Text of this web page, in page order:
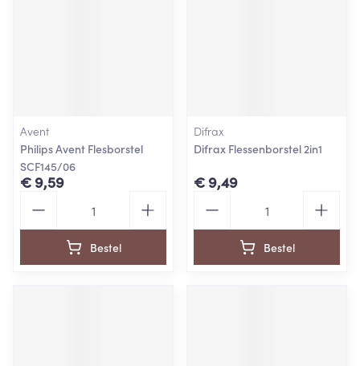
Avent
Philips Avent Flesborstel
SCF145/06
€ 9,59
Bestel
Difrax
Difrax Flessenborstel 2in1
€ 9,49
Bestel